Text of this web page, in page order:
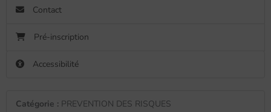
Contact
Pré-inscription
Accessibilité
Catégorie : PREVENTION DES RISQUES